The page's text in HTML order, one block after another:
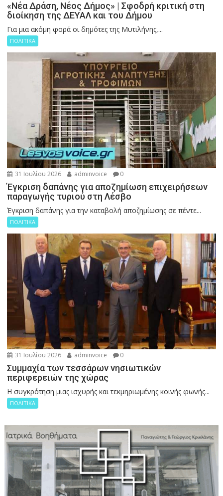
«Νέα Δράση, Νέος Δήμος» | Σφοδρή κριτική στη
διοίκηση της ΔΕΥΑΛ και του Δήμου
Για μια ακόμη φορά οι δημότες της Μυτιλήνης,...
ΠΟΛΙΤΙΚΑ
31 Ιουλίου 2026 adminvoice 0
Έγκριση δαπάνης για αποζημίωση επιχειρήσεων
παραγωγής τυριού στη Λέσβο
Έγκριση δαπάνης για την καταβολή αποζημίωσης σε πέντε...
ΠΟΛΙΤΙΚΑ
31 Ιουλίου 2026 adminvoice 0
Συμμαχία των τεσσάρων νησιωτικών
περιφερειών της χώρας
Η συγκρότηση μιας ισχυρής και τεκμηριωμένης κοινής φωνής...
ΠΟΛΙΤΙΚΑ